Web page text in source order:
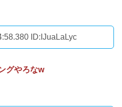
ID:IJuaLaLyc
グやろなw